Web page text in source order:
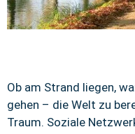
Ob am Strand liegen,
gehen – die Welt zu
Traum. Soziale